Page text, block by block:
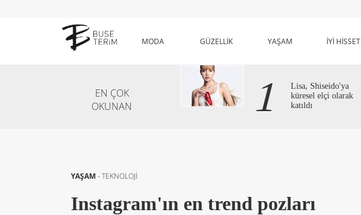
MODA GÜZELLİK YAŞAM İYİ HİSSET
EN ÇOK
OKUNAN
1
Lisa, Shiseido'ya
küresel elçi olarak
katıldı
YAŞAM-TEKNOLOJİ
Instagram'ın en trend pozları